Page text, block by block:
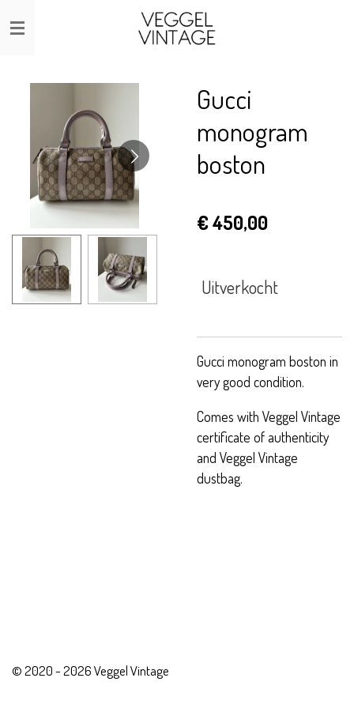
Ga
direct
Gucci
monogram
boston
€ 450,00
Uitverkocht
Gucci monogram boston in
very good condition.
Comes with Veggel Vintage
certificate of authenticity
and Veggel Vintage
dustbag.
© 2020 - 2026 Veggel Vintage